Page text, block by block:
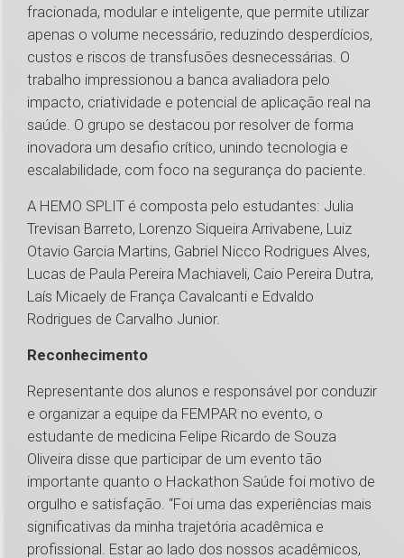
fracionada, modular e inteligente, que permite utilizar
apenas o volume necessário, reduzindo desperdícios,
custos e riscos de transfusões desnecessárias. O
trabalho impressionou a banca avaliadora pelo
impacto, criatividade e potencial de aplicação real na
saúde. O grupo se destacou por resolver de forma
inovadora um desafio crítico, unindo tecnologia e
escalabilidade, com foco na segurança do paciente.
A HEMO SPLIT é composta pelo estudantes: Julia
Trevisan Barreto, Lorenzo Siqueira Arrivabene, Luiz
Otavio Garcia Martins, Gabriel Nicco Rodrigues Alves,
Lucas de Paula Pereira Machiaveli, Caio Pereira Dutra,
Laís Micaely de França Cavalcanti e Edvaldo
Rodrigues de Carvalho Junior.
Reconhecimento
Representante dos alunos e responsável por conduzir
e organizar a equipe da FEMPAR no evento, o
estudante de medicina Felipe Ricardo de Souza
Oliveira disse que participar de um evento tão
importante quanto o Hackathon Saúde foi motivo de
orgulho e satisfação. “Foi uma das experiências mais
significativas da minha trajetória acadêmica e
profissional. Estar ao lado dos nossos acadêmicos,